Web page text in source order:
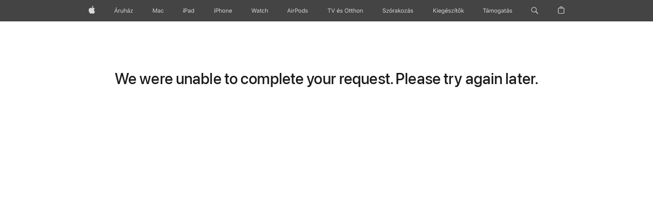
AppleÁruház Mac iPad iPhone Watch AirPods TV és Otthon Szórakozás Kiegészítők Támogatás
We were unable to complete your request. Please try again later.